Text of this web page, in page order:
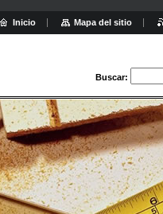
Buscar:
Inicio Mapa del sitio